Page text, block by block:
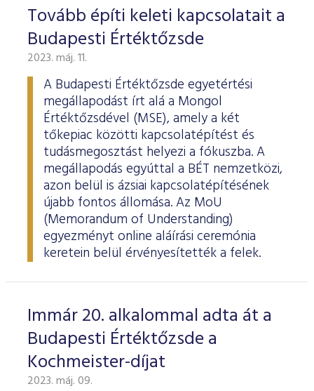
ESG Útmutató
Tovább építi keleti kapcsolatait a
Budapesti Értéktőzsde
2023. máj. 11.
A Budapesti Értéktőzsde egyetértési
megállapodást írt alá a Mongol
Értéktőzsdével (MSE), amely a két
tőkepiac közötti kapcsolatépítést és
tudásmegosztást helyezi a fókuszba. A
megállapodás egyúttal a BÉT nemzetközi,
azon belül is ázsiai kapcsolatépítésének
újabb fontos állomása. Az MoU
(Memorandum of Understanding)
egyezményt online aláírási ceremónia
keretein belül érvényesítették a felek.
Immár 20. alkalommal adta át a
Budapesti Értéktőzsde a
Kochmeister-díjat
2023. máj. 09.